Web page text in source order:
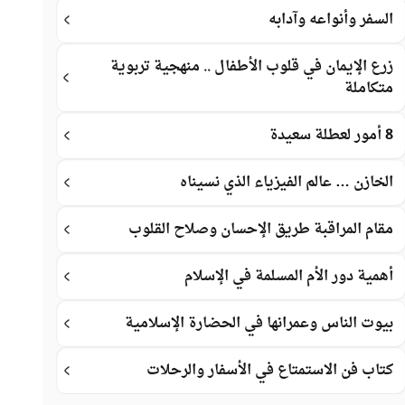
السفر وأنواعه وآدابه
زرع الإيمان في قلوب الأطفال .. منهجية تربوية
متكاملة
8 أمور لعطلة سعيدة
الخازن … عالم الفيزياء الذي نسيناه
مقام المراقبة طريق الإحسان وصلاح القلوب
أهمية دور الأم المسلمة في الإسلام
بيوت الناس وعمرانها في الحضارة الإسلامية
كتاب فن الاستمتاع في الأسفار والرحلات